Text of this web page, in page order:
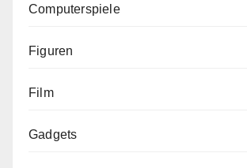
Computerspiele
Figuren
Film
Gadgets